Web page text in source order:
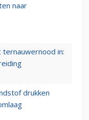
naar
in:
drukken